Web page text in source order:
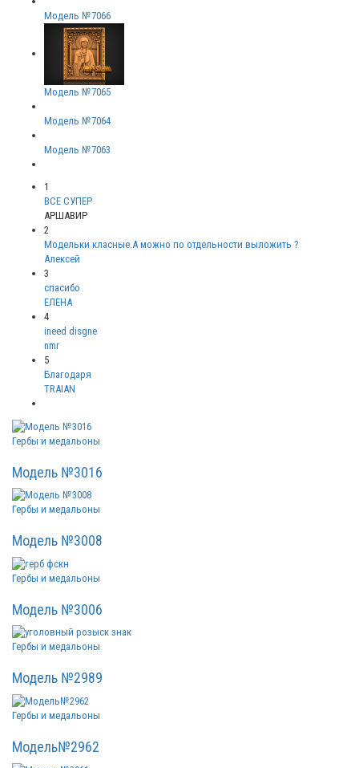
Модель №7066
Модель №7065
Модель №7064
Модель №7063
1
ВСЕ СУПЕР
АРШАВИР
2
Модельки класные.А можно по отдельности выложить ?
Алексей
3
спасибо
ЕЛЕНА
4
ineed disgne
nmr
5
Благодаря
TRAIAN
Гербы и медальоны
Модель №3016
Гербы и медальоны
Модель №3008
Гербы и медальоны
Модель №3006
Гербы и медальоны
Модель №2989
Гербы и медальоны
Модель№2962